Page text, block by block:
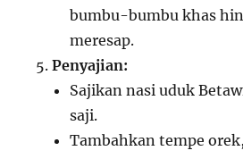
bumbu-bumbu khas
meresap.
Penyajian:
Sajikan nasi uduk
saji.
Tambahkan tempe